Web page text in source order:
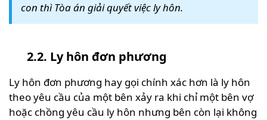
con thì Tòa án giải quyết việc ly hôn.
2.2. Ly hôn đơn phương
Ly hôn đơn phương hay gọi chính xác hơn là ly hôn
theo yêu cầu của một bên xảy ra khi chỉ một bên vợ
hoặc chồng yêu cầu ly hôn nhưng bên còn lại không